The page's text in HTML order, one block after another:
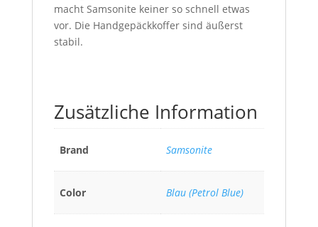
macht Samsonite keiner so schnell etwas
vor. Die Handgepäckkoffer sind äußerst
stabil.
Zusätzliche Information
Brand Samsonite
Color Blau (Petrol Blue)